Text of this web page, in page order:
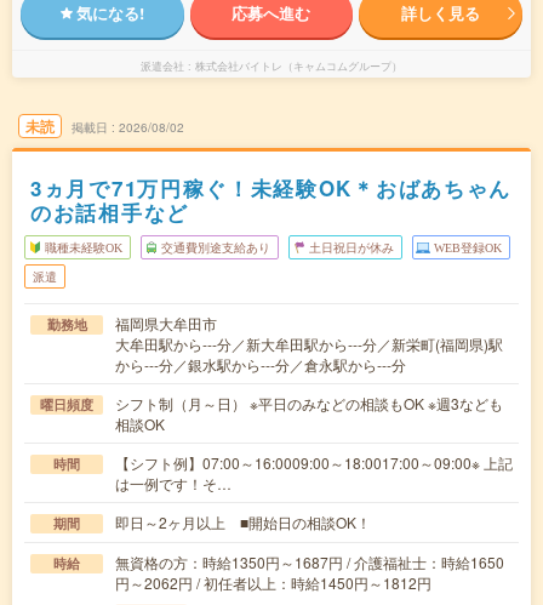
気になる! 応募へ進む 詳しく見る
派遣会社 株式会社バイトレ（キャムコムグループ）
未読 掲載日 2026/08/02
3ヵ月で71万円稼ぐ！未経験OK＊おばあちゃん
のお話相手など
職種未経験OK 交通費別途支給あり 土日祝日が休み WEB登録OK
派遣
勤務地
福岡県大牟田市
大牟田駅から---分／新大牟田駅から---分／新栄町(福岡県)駅
から---分／銀水駅から---分／倉永駅から---分
曜日頻度
シフト制（月～日） ※平日のみなどの相談もOK ※週3なども
相談OK
時間
【シフト例】07:00～16:0009:00～18:0017:00～09:00※ 上記
は一例です！そ…
期間 即日～2ヶ月以上 ■開始日の相談OK！
時給
無資格の方：時給1350円～1687円 / 介護福祉士：時給1650
円～2062円 / 初任者以上：時給1450円～1812円